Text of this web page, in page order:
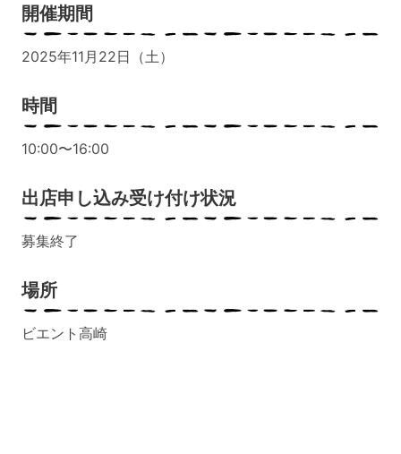
開催期間
2025年11月22日（土）
時間
10:00〜16:00
出店申し込み受け付け状況
募集終了
場所
ビエント高崎